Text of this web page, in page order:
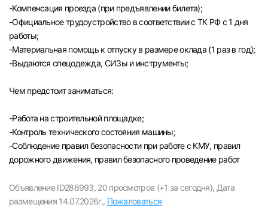
Уфа
-Компенсация проезда (при предъявлении билета);
-Официальное трудоустройство в соответствии с ТК РФ с 1 дня
работы;
-Материальная помощь к отпуску в размере оклада (1 раз в год);
-Выдаются спецодежда, СИЗы и инструменты;
Чем предстоит заниматься:
-Paбота на строительной площадке;
-Контроль технического состояния машины;
-Соблюдение правил безопасности при работе с КМУ, правил
дорожного движения, правил безопасного проведение работ
Объявление ID286993, 20 просмотров (+1 за сегодня), Дата
размещения 14.07.2026г., Пожаловаться